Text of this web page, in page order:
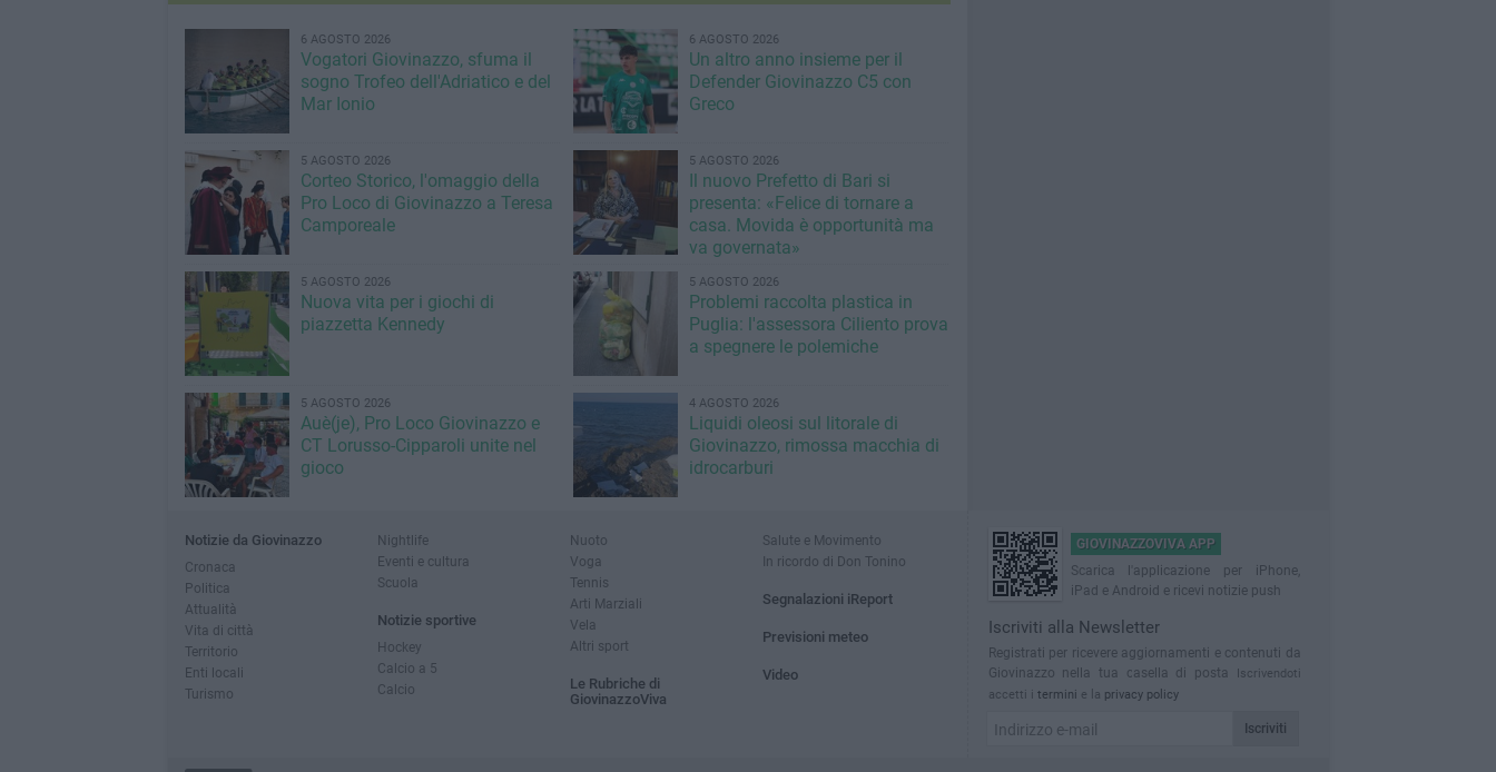
6 AGOSTO 2026
Vogatori Giovinazzo, sfuma il
sogno Trofeo dell'Adriatico e del
Mar Ionio
6 AGOSTO 2026
Un altro anno insieme per il
Defender Giovinazzo C5 con
Greco
5 AGOSTO 2026
Corteo Storico, l'omaggio della
Pro Loco di Giovinazzo a Teresa
Camporeale
5 AGOSTO 2026
Il nuovo Prefetto di Bari si
presenta: «Felice di tornare a
casa. Movida è opportunità ma
va governata»
5 AGOSTO 2026
Nuova vita per i giochi di
piazzetta Kennedy
5 AGOSTO 2026
Problemi raccolta plastica in
Puglia: l'assessora Ciliento prova
a spegnere le polemiche
5 AGOSTO 2026
Auè(je), Pro Loco Giovinazzo e
CT Lorusso-Cipparoli unite nel
gioco
4 AGOSTO 2026
Liquidi oleosi sul litorale di
Giovinazzo, rimossa macchia di
idrocarburi
Notizie da Giovinazzo
Cronaca
Politica
Attualità
Vita di città
Territorio
Enti locali
Turismo
Nightlife
Eventi e cultura
Scuola
Notizie sportive
Hockey
Calcio a 5
Calcio
Nuoto
Voga
Tennis
Arti Marziali
Vela
Altri sport
Le Rubriche di
GiovinazzoViva
Salute e Movimento
In ricordo di Don Tonino
Segnalazioni iReport
Previsioni meteo
Video
GIOVINAZZOVIVA APP
Scarica l'applicazione per iPhone,
iPad e Android e ricevi notizie push
Iscriviti alla Newsletter
Registrati per ricevere aggiornamenti e contenuti da
Giovinazzo nella tua casella di posta
Iscrivendoti
accetti i termini e la privacy policy
Iscriviti